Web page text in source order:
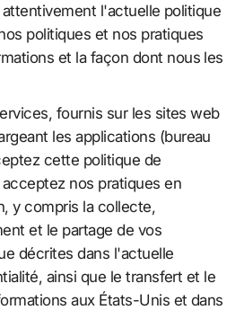
l'actuelle politique
politiques et nos pratiques
et la façon dont nous les
fournis sur les sites web
les applications (bureau
cette politique de
nos pratiques en
y compris la collecte,
et le partage de vos
décrites dans l'actuelle
ainsi que le transfert et le
aux États-Unis et dans